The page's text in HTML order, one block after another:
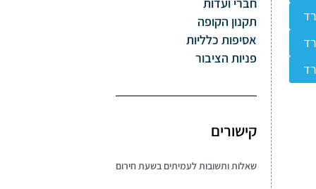
תקנון הקופה
אסיפות כלליות
פניות הציבור
קישורים
שאלות ותשובות לעמיתים בשעת חירום